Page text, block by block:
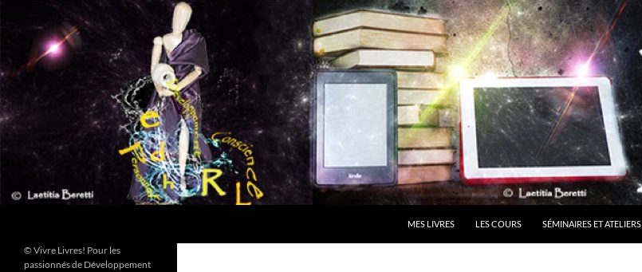
contenu
MES LIVRES LES COURS SÉMINAIRES ET ATELIERS
© Vivre Livres! Pour les
passionnés de Développement